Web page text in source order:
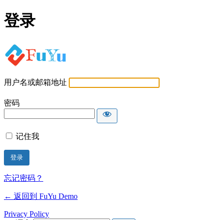
登录
用户名或邮箱地址
密码
记住我
忘记密码？
← 返回到 FuYu Demo
Privacy Policy